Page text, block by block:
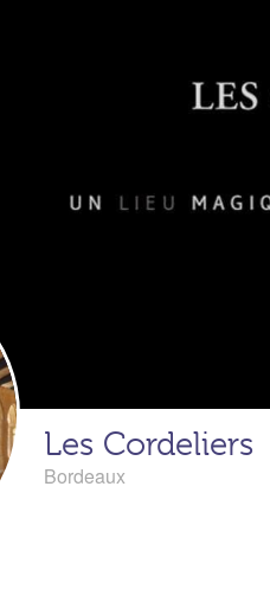
Les Cordeliers
Bordeaux